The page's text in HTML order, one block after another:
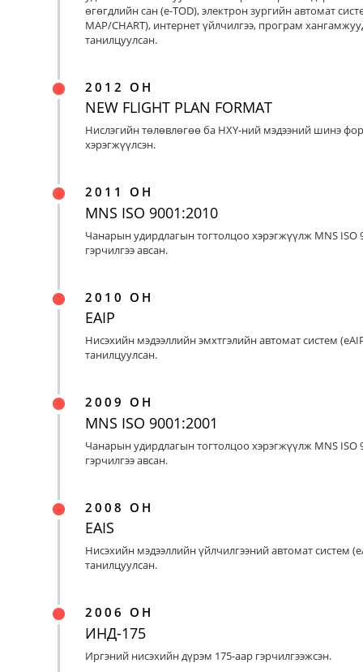
өгөгдлийн сан (e-TOD), электрон зургийн автомат
MAP/CHART), интернет үйлчилгээ, програм
танилцуулсан.
2012 ОН
NEW FLIGHT PLAN FORMAT
Нислэгийн төлөвлөгөө ба НХҮ-ний мэдээний шинэ
хэрэгжүүлсэн.
2011 ОН
MNS ISO 9001:2010
Чанарын удирдлагын тогтолцоо хэрэгжүүлж MNS ISO
гэрчилгээ авсан.
2010 ОН
EAIP
Нисэхийн мэдээллийн эмхтгэлийн автомат систем
танилцуулсан.
2009 ОН
MNS ISO 9001:2001
Чанарын удирдлагын тогтолцоо хэрэгжүүлж MNS ISO
гэрчилгээ авсан.
2008 ОН
EAIS
Нисэхийн мэдээллийн үйлчилгээний автомат систем
танилцуулсан.
2006 ОН
ИНД-175
Иргэний нисэхийн дүрэм 175-аар гэрчилгээжсэн.